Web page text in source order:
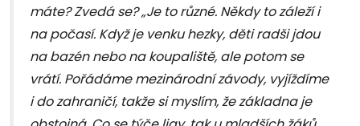
máte? Zvedá se? „Je to různé. Někdy to záleží i
na počasí. Když je venku hezky, děti radši jdou
na bazén nebo na koupaliště, ale potom se
vrátí. Pořádáme mezinárodní závody, vyjíždíme
i do zahraničí, takže si myslím, že základna je